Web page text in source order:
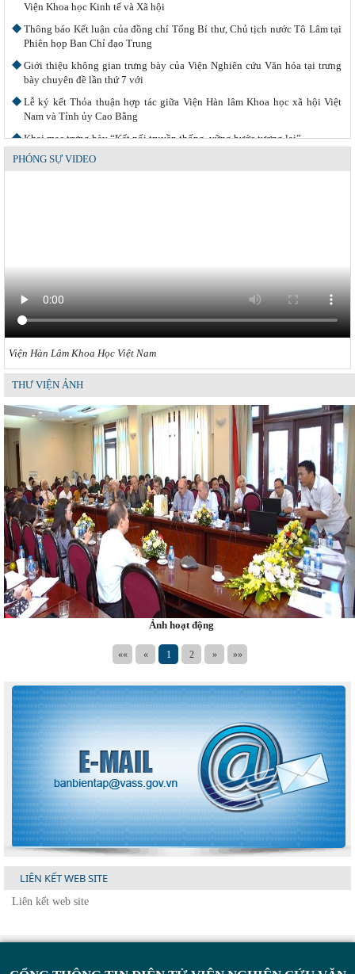
Viện Khoa học Kinh tế và Xã hội
Thông báo Kết luận của đồng chí Tổng Bí thư, Chủ tịch nước Tô Lâm tại
Phiên họp Ban Chỉ đạo Trung
Giới thiệu không gian trưng bày của Viện Nghiên cứu Văn hóa tại trưng
bày chuyên đề lần thứ 7 với
Lễ ký kết Thỏa thuận hợp tác giữa Viện Hàn lâm Khoa học xã hội Việt
Nam và Tỉnh ủy Cao Bằng
Khai mạc trưng bày “Kết nối truyền thống, vững bước tương lai”
Thường trực Hội đồng Lý luận Trung ương làm việc với Tiểu ban Văn
hóa - Xã hội - Văn học, nghệ
PHÓNG SỰ VIDEO
Viện Hàn Lâm Khoa Học Việt Nam
THƯ VIỆN ẢNH
Ảnh hoạt động
«« « 1 2 » »»
LIÊN KẾT WEB SITE